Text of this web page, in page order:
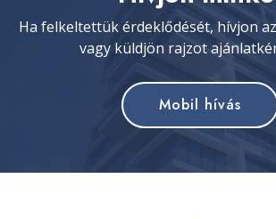
Ha felkeltettük érdeklődését, hívjon
vagy küldjön rajzot
Mobil hívás